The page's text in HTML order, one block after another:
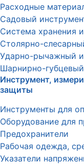
Расходные
Садовый
Система хранения
Столярно-
Ударно-рычажный
Шарнирно-
Инструмент,
защиты
Инструменты для
Оборудование для
Предохранители
Рабочая одежда,
Указатели